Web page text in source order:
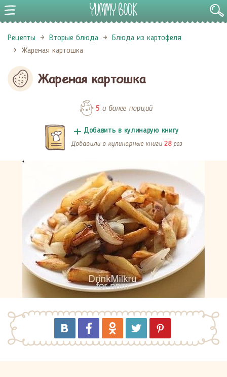
Рецепты Вторые блюда
Блюда из картофеля
Жареная картошка
Жареная картошка
5 и более порций
Добавить в кулинарую книгу
Добавили в кулинарные книги 28 раз